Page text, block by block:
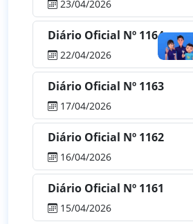
23/04/2026
Diário Oficial Nº 1164
22/04/2026
Diário Oficial Nº 1163
17/04/2026
Diário Oficial Nº 1162
16/04/2026
Diário Oficial Nº 1161
15/04/2026